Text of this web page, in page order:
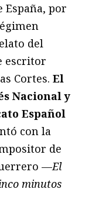
por
del
escritor
Cortes. El
Nacional y
Español
con la
de
—El
minutos